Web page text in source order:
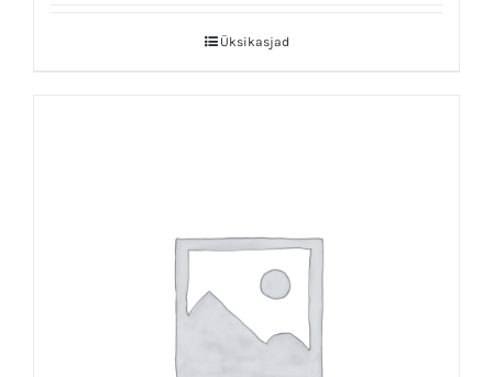
Üksikasjad